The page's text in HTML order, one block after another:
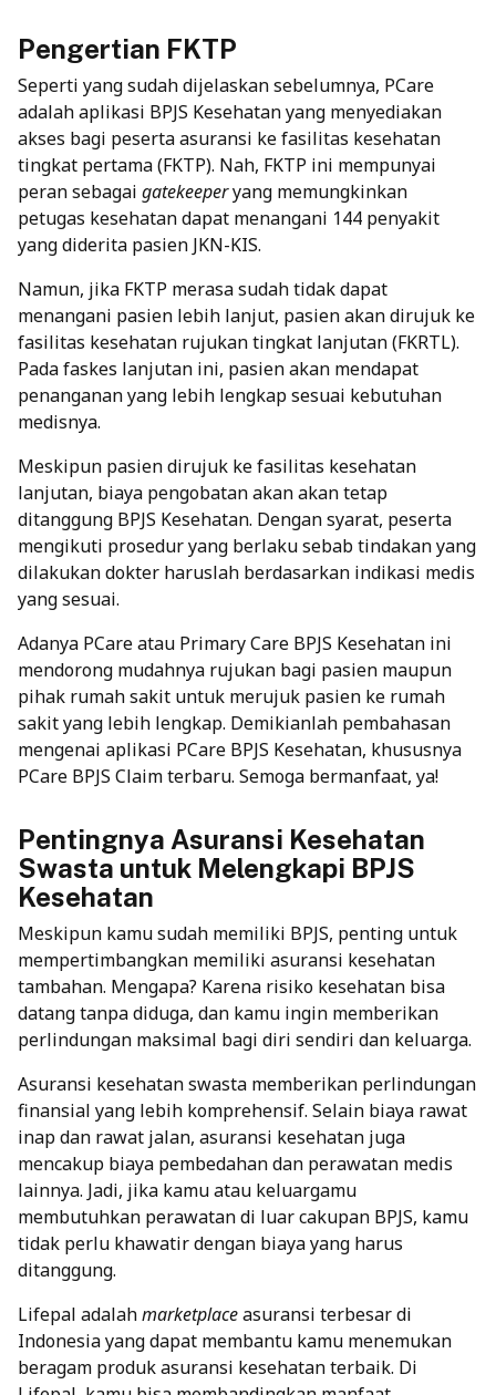
Pengertian FKTP
Seperti yang sudah dijelaskan sebelumnya, PCare
adalah aplikasi BPJS Kesehatan yang menyediakan
akses bagi peserta asuransi ke fasilitas kesehatan
tingkat pertama (FKTP). Nah, FKTP ini mempunyai
peran sebagai gatekeeperyang memungkinkan
petugas kesehatan dapat menangani 144 penyakit
yang diderita pasien JKN-KIS.
Namun, jika FKTP merasa sudah tidak dapat
menangani pasien lebih lanjut, pasien akan dirujuk ke
fasilitas kesehatan rujukan tingkat lanjutan (FKRTL).
Pada faskes lanjutan ini, pasien akan mendapat
penanganan yang lebih lengkap sesuai kebutuhan
medisnya.
Meskipun pasien dirujuk ke fasilitas kesehatan
lanjutan, biaya pengobatan akan akan tetap
ditanggung BPJS Kesehatan. Dengan syarat, peserta
mengikuti prosedur yang berlaku sebab tindakan yang
dilakukan dokter haruslah berdasarkan indikasi medis
yang sesuai.
Adanya PCare atau Primary Care BPJS Kesehatan ini
mendorong mudahnya rujukan bagi pasien maupun
pihak rumah sakit untuk merujuk pasien ke rumah
sakit yang lebih lengkap. Demikianlah pembahasan
mengenai aplikasi PCare BPJS Kesehatan, khususnya
PCare BPJS Claim terbaru. Semoga bermanfaat, ya!
Pentingnya Asuransi Kesehatan
Swasta untuk Melengkapi BPJS
Kesehatan
Meskipun kamu sudah memiliki BPJS, penting untuk
mempertimbangkan memiliki asuransi kesehatan
tambahan. Mengapa? Karena risiko kesehatan bisa
datang tanpa diduga, dan kamu ingin memberikan
perlindungan maksimal bagi diri sendiri dan keluarga.
Asuransi kesehatan swasta memberikan perlindungan
finansial yang lebih komprehensif. Selain biaya rawat
inap dan rawat jalan, asuransi kesehatan juga
mencakup biaya pembedahan dan perawatan medis
lainnya. Jadi, jika kamu atau keluargamu
membutuhkan perawatan di luar cakupan BPJS, kamu
tidak perlu khawatir dengan biaya yang harus
ditanggung.
Lifepal adalahmarketplaceasuransi terbesar di
Indonesia yang dapat membantu kamu menemukan
beragam produk asuransi kesehatan terbaik. Di